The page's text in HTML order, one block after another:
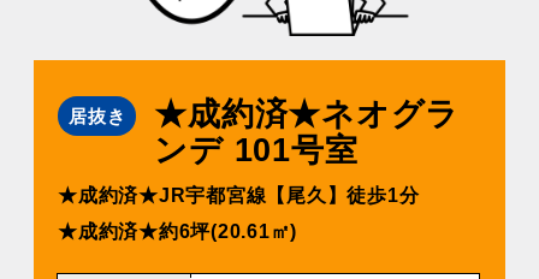
居抜き
★成約済★ネオグラ
ンデ 101号室
★成約済★JR宇都宮線【尾久】徒歩1分
★成約済★約6坪(20.61㎡)